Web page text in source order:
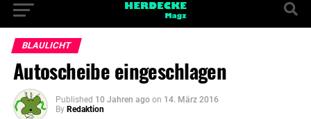
BLAULICHT
Autoscheibe eingeschlagen
Published 10 Jahren ago on 14. März 2016
By Redaktion